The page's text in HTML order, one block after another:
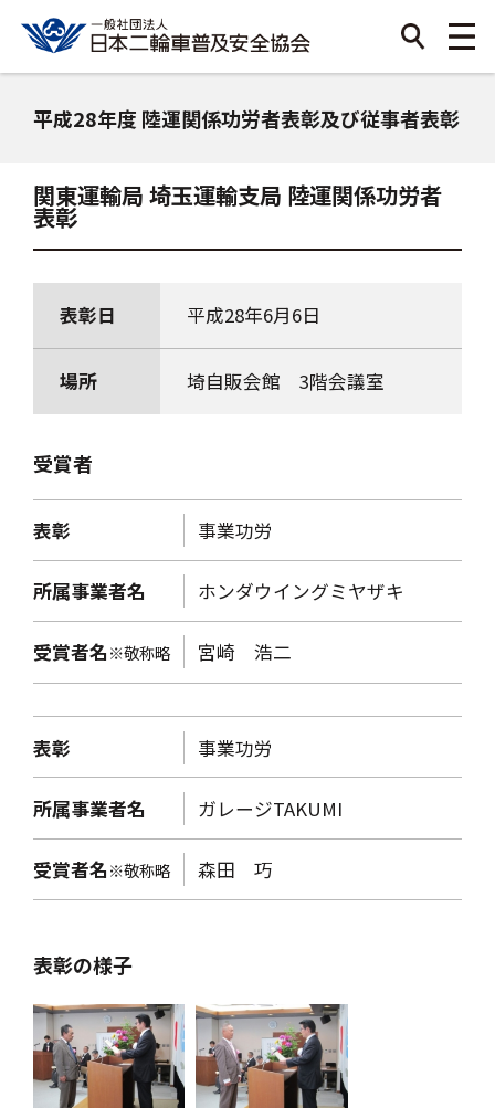
平成28年度 陸運関係功労者表彰及び従事者表彰
関東運輸局 埼玉運輸支局 陸運関係功労者
表彰
表彰日 平成28年6月6日
場所 埼自販会館 3階会議室
受賞者
表彰 事業功労
所属事業者名 ホンダウイングミヤザキ
受賞者名※敬称略 宮崎 浩二
表彰 事業功労
所属事業者名 ガレージTAKUMI
受賞者名※敬称略 森田 巧
表彰の様子